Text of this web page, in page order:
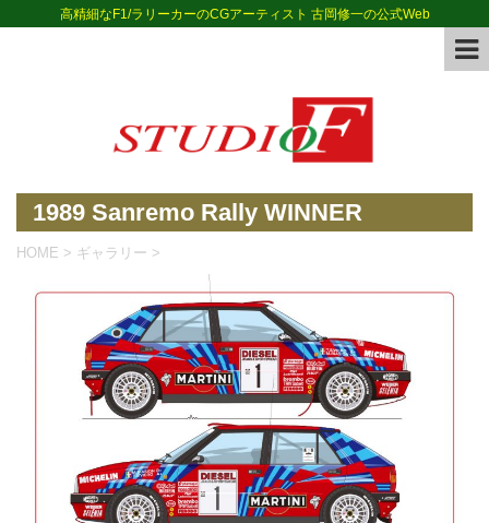
高精細なF1/ラリーカーのCGアーティスト 古岡修一の公式Web
1989 Sanremo Rally WINNER
HOME > ギャラリー >